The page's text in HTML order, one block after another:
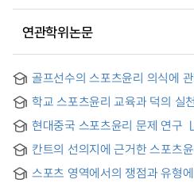
연관학위논문
골프선수의 스포츠윤리 의식에
학교 스포츠윤리 교육과 덕의
현대중국 스포츠윤리 문제 연구
칸트의 선의지에 근거한 스포츠
스포츠 영역에서의 쟁점과 유형